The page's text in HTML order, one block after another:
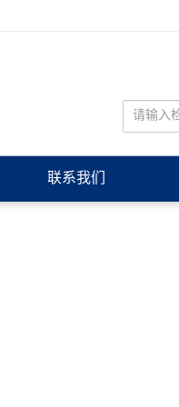
联系我们